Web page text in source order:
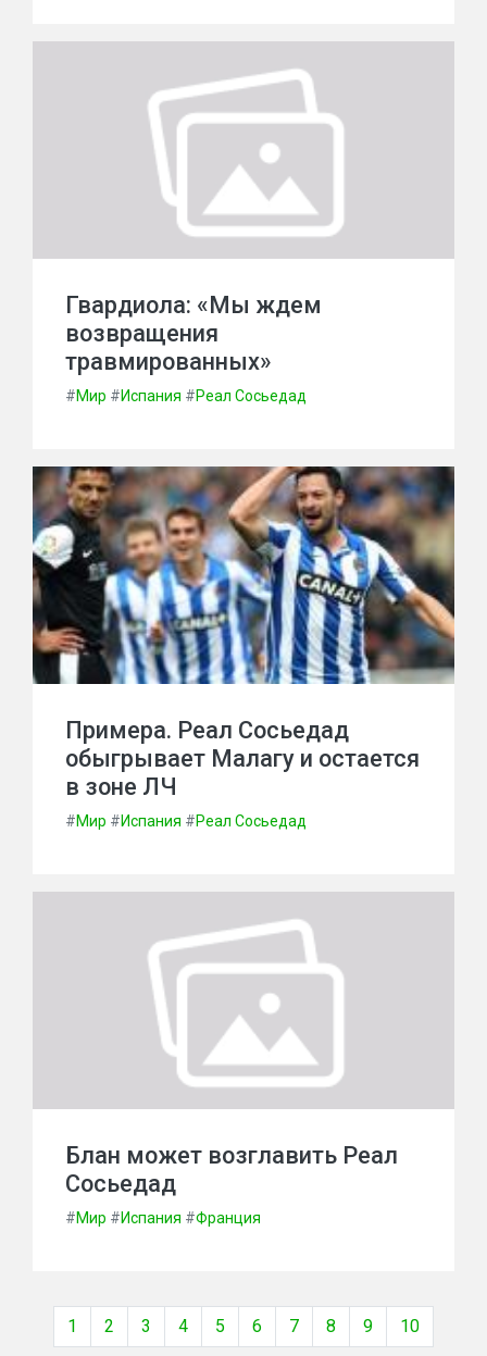
Гвардиола: «Мы ждем
возвращения
травмированных»
#Мир #Испания #Реал Сосьедад
Примера. Реал Сосьедад
обыгрывает Малагу и остается
в зоне ЛЧ
#Мир #Испания #Реал Сосьедад
Блан может возглавить Реал
Сосьедад
#Мир #Испания #Франция
1 2 3 4 5 6 7 8 9 10